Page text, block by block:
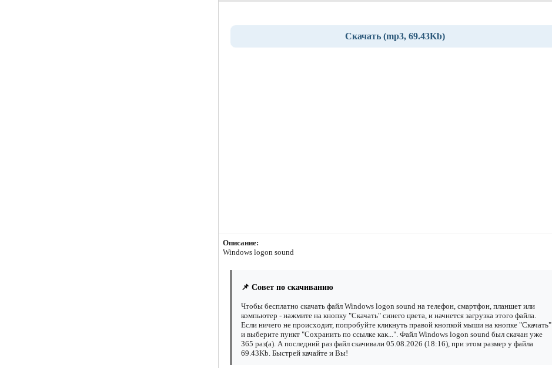
Скачать (mp3, 69.43Kb)
Описание:
Windows logon sound
📌 Совет по скачиванию
Чтобы бесплатно скачать файл Windows logon sound на телефон, смартфон, планшет или
компьютер - нажмите на кнопку "Скачать" синего цвета, и начнется загрузка этого файла.
Если ничего не происходит, попробуйте кликнуть правой кнопкой мыши на кнопке "Скачать"
и выберите пункт "Сохранить по ссылке как...". Файл Windows logon sound был скачан уже
365 раз(а). А последний раз файл скачивали 05.08.2026 (18:16), при этом размер у файла
69.43Kb. Быстрей качайте и Вы!